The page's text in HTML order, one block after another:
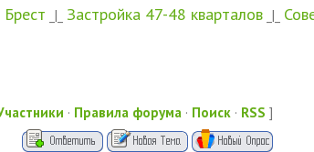
_|_ Застройка 47-48 кварталов _|_
· Правила форума · Поиск · RSS ]